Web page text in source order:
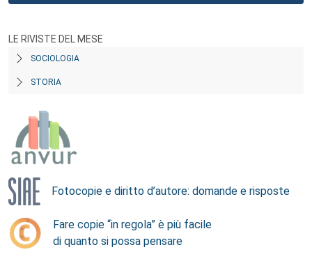
LE RIVISTE DEL MESE
SOCIOLOGIA
STORIA
Fotocopie e diritto d’autore: domande e risposte
Fare copie “in regola” è più facile
di quanto si possa pensare